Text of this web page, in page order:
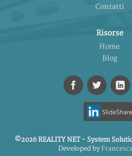
Contatti
Risorse
Home
Blog
©2026 REALITY NET - System
Developed by